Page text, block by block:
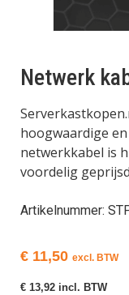
Netwerk
hoogwaardige
netwerkkabel is
voordelig geprijsd
Artikelnummer:
€ 11,50 excl. BTW
€ 13,92 incl. BTW